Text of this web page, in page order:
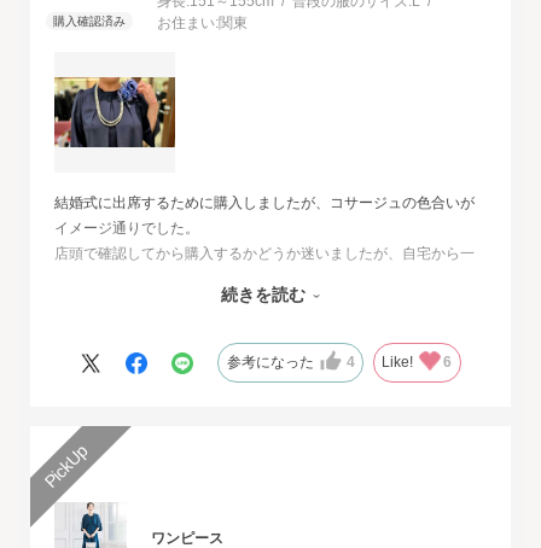
お住まい:関東
結婚式に出席するために購入しましたが、コサージュの色合いが
イメージ通りでした。
店頭で確認してから購入するかどうか迷いましたが、自宅から一
オンラインショップは写真数が多くじっくりと検討することがで
また、購入するとすぐに届くのでとても便利だと思いました。
続きを読む
参考になった 4 Like! 6
ワンピース